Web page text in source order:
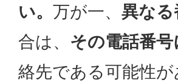
い。 万が一、 異なる
合は、 その電話番
絡先である可能性